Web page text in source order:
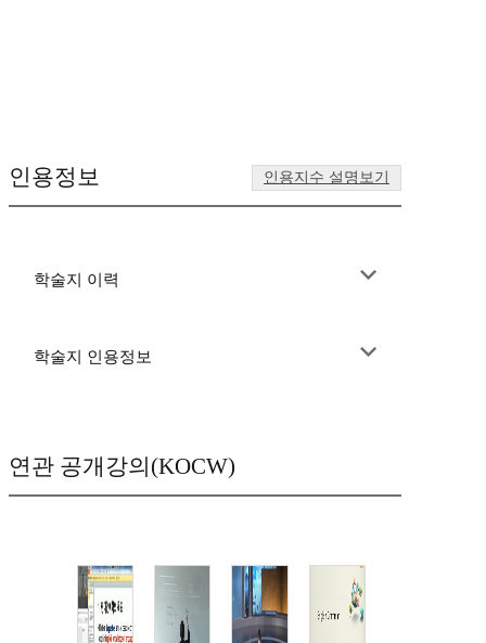
인용정보 인용지수 설명보기
학술지 이력
학술지 인용정보
연관 공개강의(KOCW)